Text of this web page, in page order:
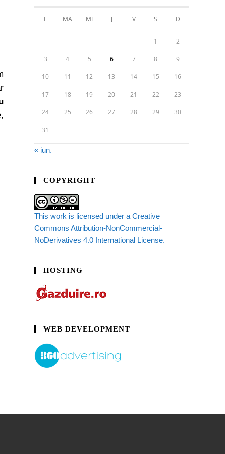
L MA MI J V S D
1 2
3 4 5 6 7 8 9
10 11 12 13 14 15 16
17 18 19 20 21 22 23
24 25 26 27 28 29 30
31
« iun.
COPYRIGHT
This work is licensed under a Creative
Commons Attribution-NonCommercial-
NoDerivatives 4.0 International License.
HOSTING
WEB DEVELOPMENT